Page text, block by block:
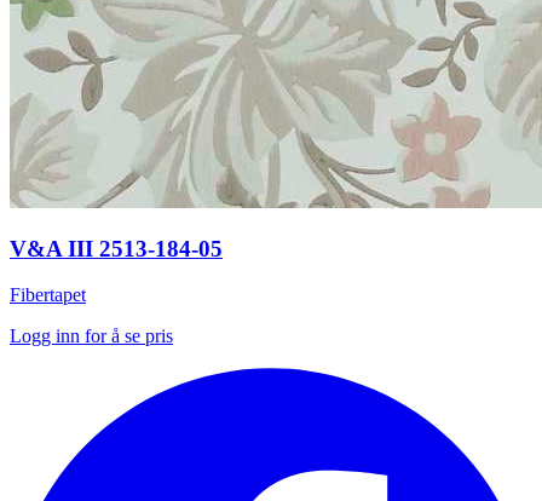
V&A III 2513-184-05
Fibertapet
Logg inn for å se pris